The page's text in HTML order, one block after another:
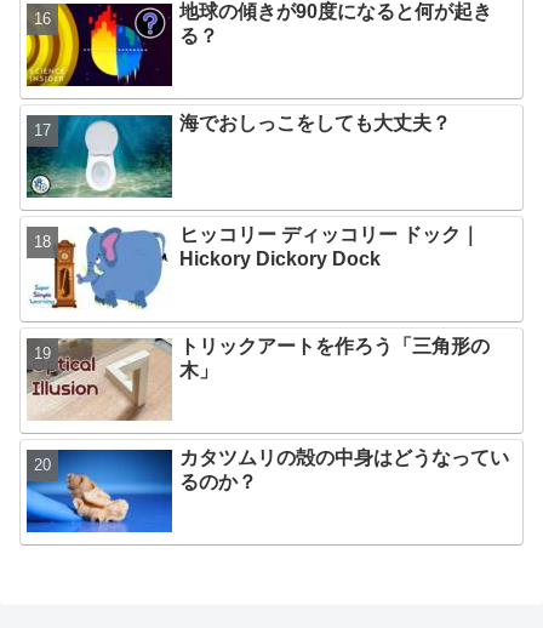
地球の傾きが90度になると何が起き
る？
海でおしっこをしても大丈夫？
ヒッコリー ディッコリー ドック｜
Hickory Dickory Dock
トリックアートを作ろう「三角形の
木」
カタツムリの殻の中身はどうなってい
るのか？